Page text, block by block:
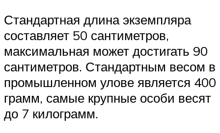
Стандартная длина экземпляра
составляет 50 сантиметров,
максимальная может достигать 90
сантиметров. Стандартным весом в
промышленном улове является 400
грамм, самые крупные особи весят
до 7 килограмм.